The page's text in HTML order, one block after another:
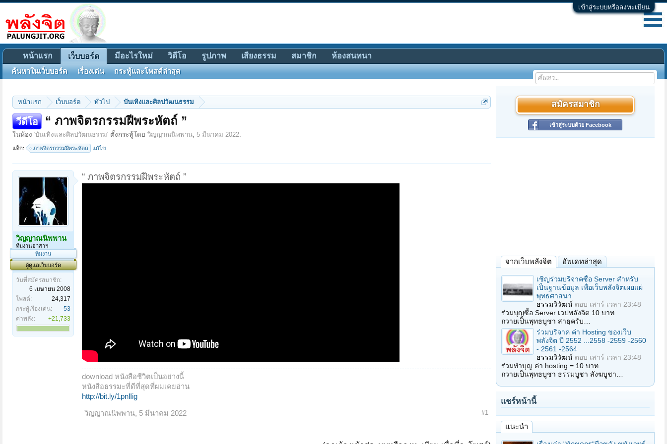
เข้าสู่ระบบหรือลงทะเบียน
หน้าแรก เว็บบอร์ด ทั่วไป บันเทิงและศิลปวัฒนธรรม
วีดีโอ “ ภาพจิตรกรรมฝีพระหัตถ์ ”
ในห้อง 'บันเทิงและศิลปวัฒนธรรม' ตั้งกระทู้โดย วิญญาณนิพพาน, 5 มีนาคม 2022.
แท็ก: ภาพจิตรกรรมฝีพระหัตถ แก้ไข
วิญญาณนิพพาน
ทีมงานอาสาฯ
ทีมงาน
ผู้ดูแลเว็บบอร์ด
วันที่สมัครสมาชิก:
6 เมษายน 2008
โพสต์:
24,317
กระทู้เรื่องเด่น:
53
ค่าพลัง:
+21,733
“ ภาพจิตรกรรมฝีพระหัตถ์ ”
download หนังสือชีวิตเป็นอย่างนี้
หนังสือธรรมะที่ดีที่สุดที่ผมเคยอ่าน
http://bit.ly/1pnlIig
วิญญาณนิพพาน, 5 มีนาคม 2022 #1
สมัครสมาชิก
เข้าสู่ระบบด้วย Facebook
จากเว็บพลังจิต อัพเดทล่าสุด
เชิญร่วมบริจาคซื้อ Server สำหรับ
เป็นฐานข้อมูล เพื่อเว็บพลังจิตเผยแผ่
พุทธศาสนา
ธรรมวิวัฒน์ ตอบ เสาร์ เวลา 23:48
ร่วมบุญซื้อ Server เวปพลังจิต 10 บาท
ถวายเป็นพุทธบูชา สาธุครับ…
ร่วมบริจาค ค่า Hosting ของเว็บ
พลังจิต ปี 2552 ...2558 -2559 -2560
- 2561 -2564
ธรรมวิวัฒน์ ตอบ เสาร์ เวลา 23:48
ร่วมทำบุญ ค่า hosting = 10 บาท
ถวายเป็นพุทธบูชา ธรรมบูชา สังฆบูชา…
แชร์หน้านี้
แนะนำ
หน้าแรก เว็บบอร์ด
ค้นหาในเว็บบอร์ด เรื่องเด่น กระทู้และโพสต์ล่าสุด
มีอะไรใหม่ วิดีโอ รูปภาพ เสียงธรรม สมาชิก ห้องสนทนา